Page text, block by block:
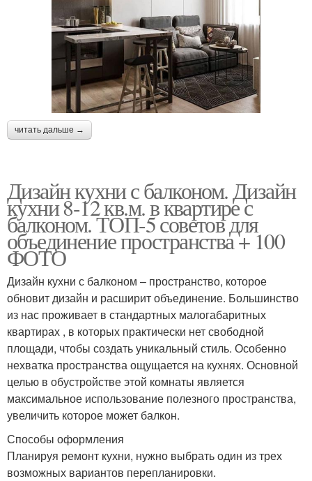
читать дальше →
Дизайн кухни с балконом. Дизайн
кухни 8-12 кв.м. в квартире с
балконом. ТОП-5 советов для
объединение пространства + 100
ФОТО
Дизайн кухни с балконом – пространство, которое
обновит дизайн и расширит объединение. Большинство
из нас проживает в стандартных малогабаритных
квартирах , в которых практически нет свободной
площади, чтобы создать уникальный стиль. Особенно
нехватка пространства ощущается на кухнях. Основной
целью в обустройстве этой комнаты является
максимальное использование полезного пространства,
увеличить которое может балкон.
Способы оформления
Планируя ремонт кухни, нужно выбрать один из трех
возможных вариантов перепланировки.